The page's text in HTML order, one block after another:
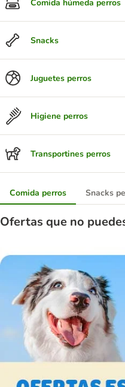
Comida húmeda perros
Snacks
Juguetes perros
Higiene perros
Transportines perros
Comida perros Snacks
Ofertas que no